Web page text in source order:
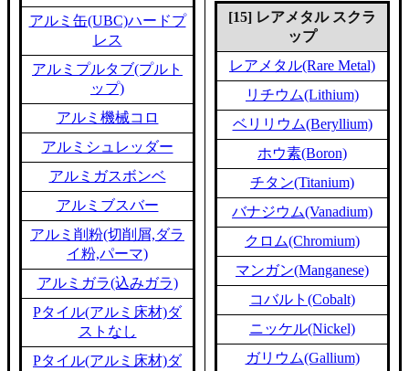
アルミ缶(UBC)ハードプ
レス
アルミプルタブ(プルト
ップ)
アルミ機械コロ
アルミシュレッダー
アルミガスボンベ
アルミブスバー
アルミ削粉(切削屑,ダラ
イ粉,パーマ)
アルミガラ(込みガラ)
Pタイル(アルミ床材)ダ
ストなし
Pタイル(アルミ床材)ダ
[15] レアメタル スクラ
ップ
レアメタル(Rare Metal)
リチウム(Lithium)
ベリリウム(Beryllium)
ホウ素(Boron)
チタン(Titanium)
バナジウム(Vanadium)
クロム(Chromium)
マンガン(Manganese)
コバルト(Cobalt)
ニッケル(Nickel)
ガリウム(Gallium)